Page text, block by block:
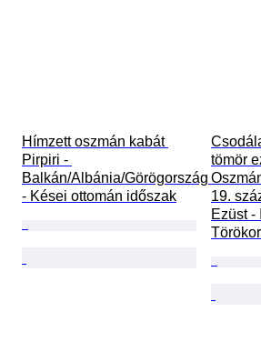
Hímzett oszmán kabát
Pirpiri -
Balkán/Albánia/Görögország
- Kései ottomán időszak
tömör
19.
Ezüst -